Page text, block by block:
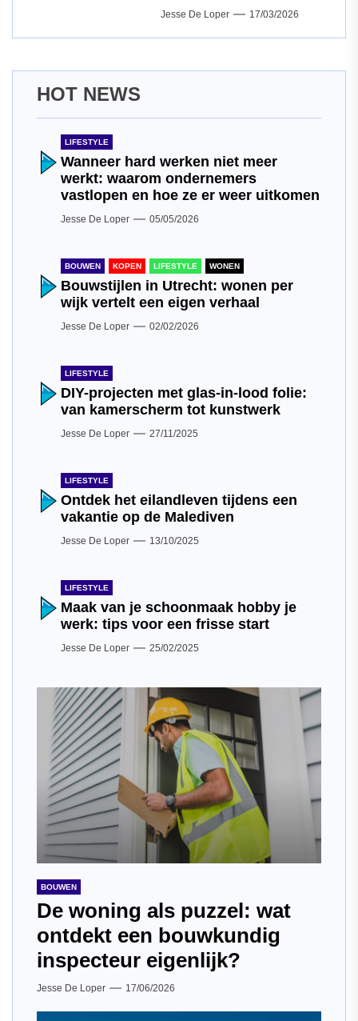
Jesse De Loper 17/03/2026
HOT NEWS
LIFESTYLE
Wanneer hard werken niet meer
werkt: waarom ondernemers
vastlopen en hoe ze er weer uitkomen
Jesse De Loper 05/05/2026
BOUWEN KOPEN LIFESTYLE WONEN
Bouwstijlen in Utrecht: wonen per
wijk vertelt een eigen verhaal
Jesse De Loper 02/02/2026
LIFESTYLE
DIY-projecten met glas-in-lood folie:
van kamerscherm tot kunstwerk
Jesse De Loper 27/11/2025
LIFESTYLE
Ontdek het eilandleven tijdens een
vakantie op de Malediven
Jesse De Loper 13/10/2025
LIFESTYLE
Maak van je schoonmaak hobby je
werk: tips voor een frisse start
Jesse De Loper 25/02/2025
BOUWEN
De woning als puzzel: wat
ontdekt een bouwkundig
inspecteur eigenlijk?
Jesse De Loper 17/06/2026